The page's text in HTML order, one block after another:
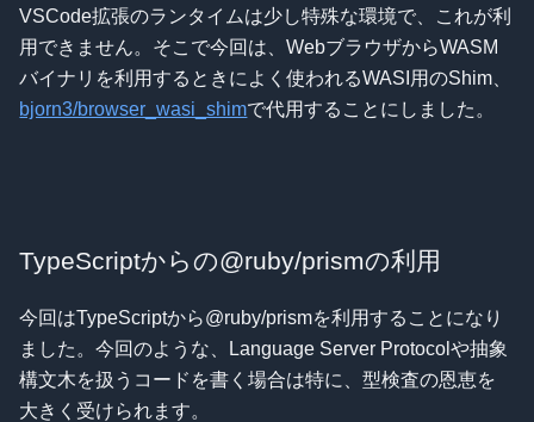
VSCode拡張のランタイムは少し特殊な環境で、これが利
用できません。そこで今回は、WebブラウザからWASM
バイナリを利用するときによく使われるWASI用のShim、
bjorn3/browser_wasi_shimで代用することにしました。
TypeScriptからの@ruby/prismの利用
今回はTypeScriptから@ruby/prismを利用することになり
ました。今回のような、Language Server Protocolや抽象
構文木を扱うコードを書く場合は特に、型検査の恩恵を
大きく受けられます。